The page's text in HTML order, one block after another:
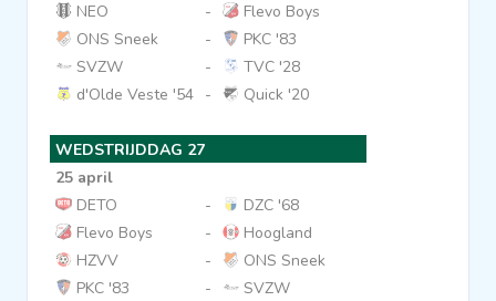
NEO
-
Flevo Boys
ONS Sneek
-
PKC '83
SVZW
-
TVC '28
d'Olde Veste '54 - Quick '20
WEDSTRIJDDAG 27
25 april
DETO
-
DZC '68
Flevo Boys
-
Hoogland
HZVV
-
ONS Sneek
PKC '83
-
SVZW